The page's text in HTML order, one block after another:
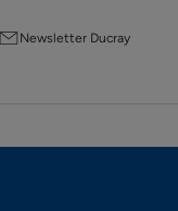
Newsletter Ducray